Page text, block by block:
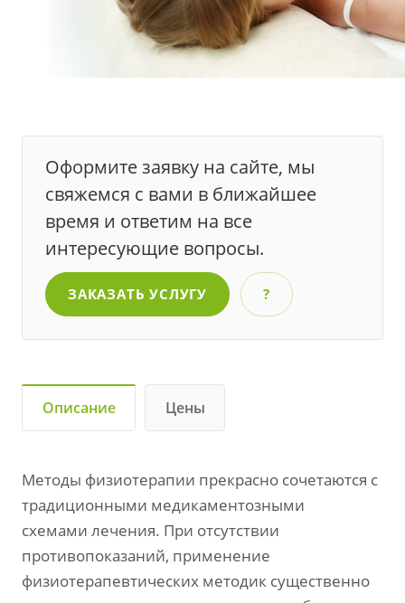
Оформите заявку на сайте, мы
свяжемся с вами в ближайшее
время и ответим на все
интересующие вопросы.
ЗАКАЗАТЬ УСЛУГУ ?
Описание Цены
Методы физиотерапии прекрасно сочетаются с
традиционными медикаментозными
схемами лечения. При отсутствии
противопоказаний, применение
физиотерапевтических методик существенно